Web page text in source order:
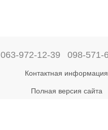
063-972-12-39 098-571-
Контактная информация
Полная версия сайта